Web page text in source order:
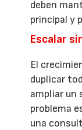
deben
principal y
Escalar
El
duplicar
ampliar un
problema
una